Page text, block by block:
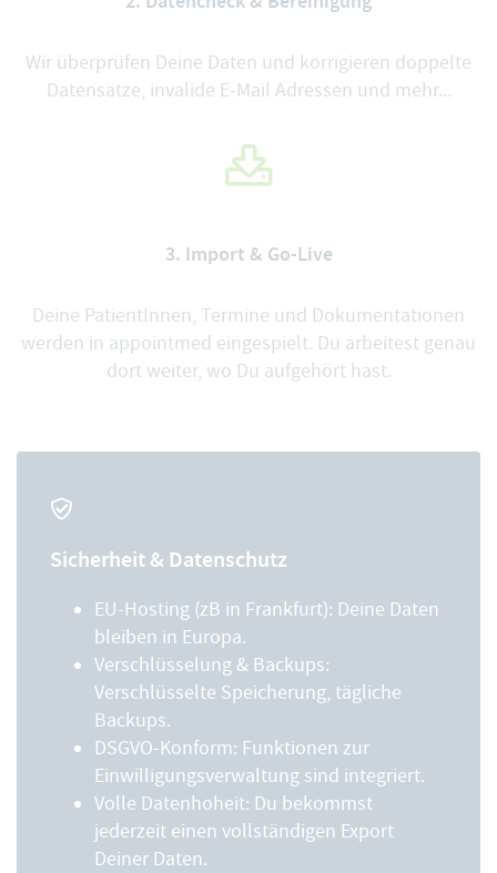
Wir überprüfen Deine Daten und korrigieren doppelte
Datensätze, invalide E-Mail Adressen und mehr...
3. Import & Go-Live
Deine PatientInnen, Termine und Dokumentationen
werden in appointmed eingespielt. Du arbeitest genau
dort weiter, wo Du aufgehört hast.
Sicherheit & Datenschutz
EU-Hosting (zB in Frankfurt): Deine Daten
bleiben in Europa.
Verschlüsselung & Backups:
Verschlüsselte Speicherung, tägliche
Backups.
DSGVO-Konform: Funktionen zur
Einwilligungsverwaltung sind integriert.
Volle Datenhoheit: Du bekommst
jederzeit einen vollständigen Export
Deiner Daten.